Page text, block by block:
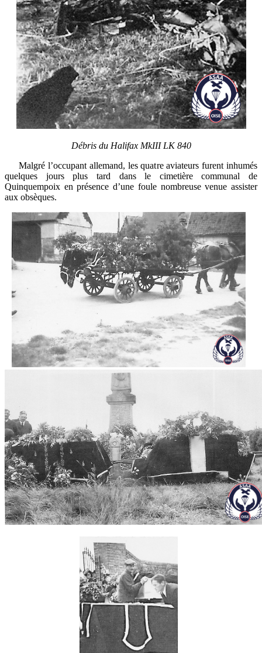
Débris du Halifax MkIII LK 840
Malgré l’occupant allemand, les quatre aviateurs furent inhumés
quelques jours plus tard dans le cimetière communal de
Quinquempoix en présence d’une foule nombreuse venue assister
aux obsèques.